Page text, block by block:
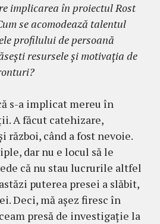
implicarea în proiectul Rost
se acomodează talentul
profilului de persoană
resursele şi motivaţia de
s-a implicat mereu în
A făcut catehizare,
război, când a fost nevoie.
dar nu e locul să le
că nu stau lucrurile altfel
puterea presei a slăbit,
Deci, mă aşez firesc în
presă de investigaţie la